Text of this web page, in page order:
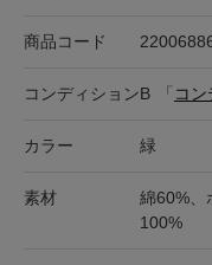
商品コード
コンディションB 「 コ
カラー 緑
素材
綿60%、
100%